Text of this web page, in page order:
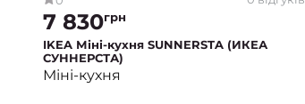
7 830грн
IKEA Міні-кухня SUNNERSTA (ИКЕА
СУННЕРСТА)
Міні-кухня